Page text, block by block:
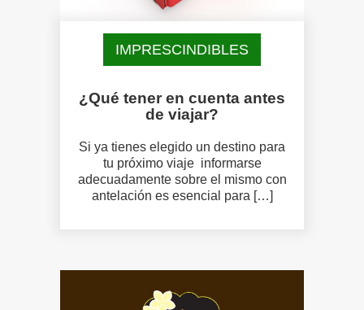
IMPRESCINDIBLES
¿Qué tener en cuenta antes
de viajar?
Si ya tienes elegido un destino para
tu próximo viaje informarse
adecuadamente sobre el mismo con
antelación es esencial para […]